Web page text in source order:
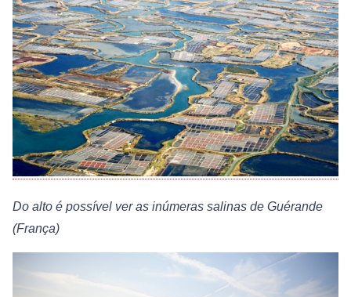
Do alto é possível ver as inúmeras salinas de Guérande
(França)